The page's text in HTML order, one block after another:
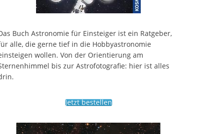
Buch Astronomie für Einsteiger ist ein Ratgeber,
alle, die gerne tief in die Hobbyastronomie
wollen. Von der Orientierung am
bis zur Astrofotografie: hier ist alles
Jetzt bestellen